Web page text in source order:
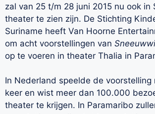
zal van 25 t/m 28 juni 2015 nu ook in
theater te zien zijn. De Stichting
Suriname heeft Van Hoorne
om acht voorstellingen van
op te voeren in theater Thalia in
In Nederland speelde de
keer en wist meer dan 100.000
theater te krijgen. In Paramaribo